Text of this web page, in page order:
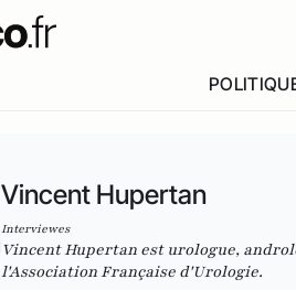
Vincent Hupertan
Interviewes
Vincent Hupertan esturologue,
l'Association Française d'Urologie.